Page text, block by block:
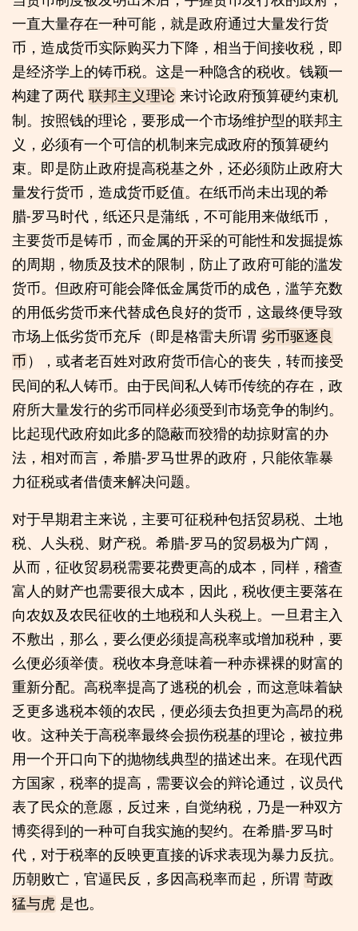
一直大量存在一种可能，就是政府通过大量发行货
币，造成货币实际购买力下降，相当于间接收税，即
是经济学上的铸币税。这是一种隐含的税收。钱颖一
构建了两代 联邦主义理论 来讨论政府预算硬约束机
制。按照钱的理论，要形成一个市场维护型的联邦主
义，必须有一个可信的机制来完成政府的预算硬约
束。即是防止政府提高税基之外，还必须防止政府大
量发行货币，造成货币贬值。在纸币尚未出现的希
腊-罗马时代，纸还只是蒲纸，不可能用来做纸币，
主要货币是铸币，而金属的开采的可能性和发掘提炼
的周期，物质及技术的限制，防止了政府可能的滥发
货币。但政府可能会降低金属货币的成色，滥竽充数
的用低劣货币来代替成色良好的货币，这最终便导致
市场上低劣货币充斥（即是格雷夫所谓 劣币驱逐良
币 ），或者老百姓对政府货币信心的丧失，转而接受
民间的私人铸币。由于民间私人铸币传统的存在，政
府所大量发行的劣币同样必须受到市场竞争的制约。
比起现代政府如此多的隐蔽而狡猾的劫掠财富的办
法，相对而言，希腊-罗马世界的政府，只能依靠暴
力征税或者借债来解决问题。
对于早期君主来说，主要可征税种包括贸易税、土地
税、人头税、财产税。希腊-罗马的贸易极为广阔，
从而，征收贸易税需要花费更高的成本，同样，稽查
富人的财产也需要很大成本，因此，税收便主要落在
向农奴及农民征收的土地税和人头税上。一旦君主入
不敷出，那么，要么便必须提高税率或增加税种，要
么便必须举债。税收本身意味着一种赤裸裸的财富的
重新分配。高税率提高了逃税的机会，而这意味着缺
乏更多逃税本领的农民，便必须去负担更为高昂的税
收。这种关于高税率最终会损伤税基的理论，被拉弗
用一个开口向下的抛物线典型的描述出来。在现代西
方国家，税率的提高，需要议会的辩论通过，议员代
表了民众的意愿，反过来，自觉纳税，乃是一种双方
博奕得到的一种可自我实施的契约。在希腊-罗马时
代，对于税率的反映更直接的诉求表现为暴力反抗。
历朝败亡，官逼民反，多因高税率而起，所谓 苛政
猛与虎 是也。